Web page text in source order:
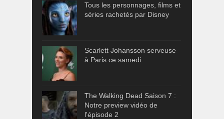
Tous les personnages, films et
séries rachetés par Disney
Scarlett Johansson serveuse
à Paris ce samedi
The Walking Dead Saison 7 :
Notre preview vidéo de
l'épisode 2